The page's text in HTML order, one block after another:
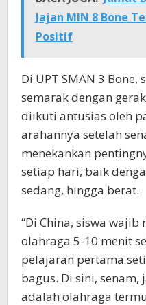
Jajan MIN 8 Bone
Positif
Di UPT SMAN 3
semarak dengan
diikuti antusias oleh
arahannya setelah
menekankan
setiap hari, baik
sedang, hingga berat.
“Di China, siswa
olahraga 5-10 menit
pelajaran pertama
bagus. Di sini,
adalah olahraga